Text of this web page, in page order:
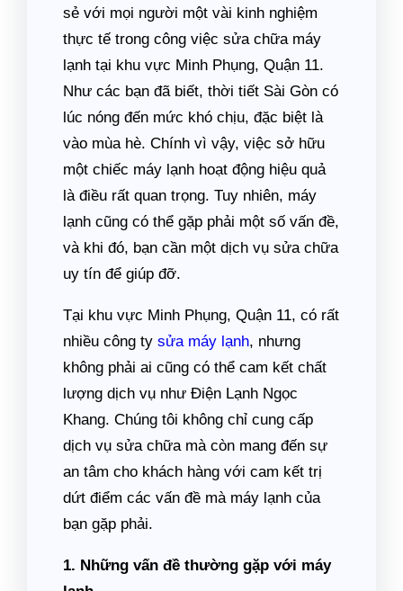
sẻ với mọi người một vài kinh nghiệm
thực tế trong công việc sửa chữa máy
lạnh tại khu vực Minh Phụng, Quận 11.
Như các bạn đã biết, thời tiết Sài Gòn có
lúc nóng đến mức khó chịu, đặc biệt là
vào mùa hè. Chính vì vậy, việc sở hữu
một chiếc máy lạnh hoạt động hiệu quả
là điều rất quan trọng. Tuy nhiên, máy
lạnh cũng có thể gặp phải một số vấn đề,
và khi đó, bạn cần một dịch vụ sửa chữa
uy tín để giúp đỡ.
Tại khu vực Minh Phụng, Quận 11, có rất
nhiều công ty sửa máy lạnh, nhưng
không phải ai cũng có thể cam kết chất
lượng dịch vụ như Điện Lạnh Ngọc
Khang. Chúng tôi không chỉ cung cấp
dịch vụ sửa chữa mà còn mang đến sự
an tâm cho khách hàng với cam kết trị
dứt điểm các vấn đề mà máy lạnh của
bạn gặp phải.
1. Những vấn đề thường gặp với máy